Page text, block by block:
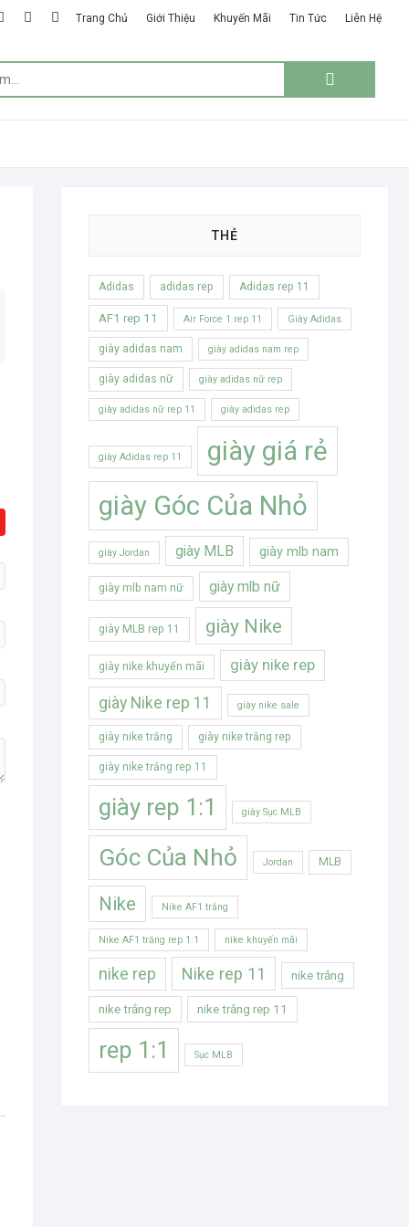
googleinstagram
linkedin
Trang Chủ Giới Thiệu Khuyến Mãi Tin Tức Liên Hệ
THẺ
Adidas adidas rep Adidas rep 11
AF1 rep 11 Air Force 1 rep 11 Giày Adidas
giày adidas nam giày adidas nam rep
giày adidas nữ giày adidas nữ rep
giày adidas nữ rep 11 giày adidas rep
giày Adidas rep 11
giày giá rẻ
giày Góc Của Nhỏ
giày Jordan giày MLB giày mlb nam
giày mlb nam nữ giày mlb nữ
giày MLB rep 11 giày Nike
giày nike khuyến mãi giày nike rep
giày Nike rep 11 giày nike sale
giày nike trắng giày nike trắng rep
giày nike trắng rep 11
giày rep 1:1 giày Sục MLB
Góc Của Nhỏ Jordan MLB
Nike Nike AF1 trắng
Nike AF1 trắng rep 1:1 nike khuyến mãi
nike rep Nike rep 11 nike trắng
nike trắng rep nike trắng rep 11
rep 1:1 Sục MLB